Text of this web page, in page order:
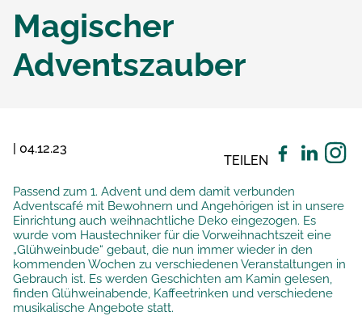
Magischer
Adventszauber
| 04.12.23
TEILEN
Passend zum 1. Advent und dem damit verbunden
Adventscafé mit Bewohnern und Angehörigen ist in unsere
Einrichtung auch weihnachtliche Deko eingezogen. Es
wurde vom Haustechniker für die Vorweihnachtszeit eine
„Glühweinbude“ gebaut, die nun immer wieder in den
kommenden Wochen zu verschiedenen Veranstaltungen in
Gebrauch ist. Es werden Geschichten am Kamin gelesen,
finden Glühweinabende, Kaffeetrinken und verschiedene
musikalische Angebote statt.